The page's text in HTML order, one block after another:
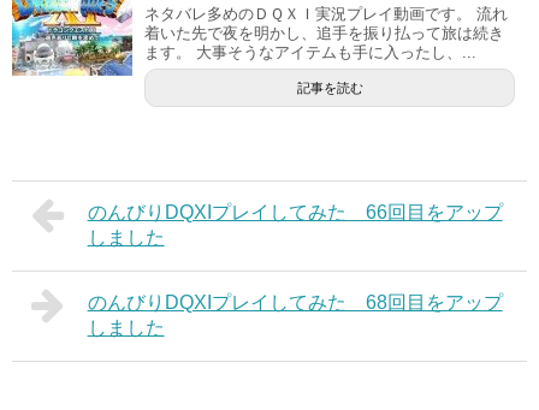
ネタバレ多めのＤＱＸＩ実況プレイ動画です。 流れ
着いた先で夜を明かし、追手を振り払って旅は続き
ます。 大事そうなアイテムも手に入ったし、...
記事を読む
のんびりDQXIプレイしてみた 66回目をアップ
しました
のんびりDQXIプレイしてみた 68回目をアップ
しました